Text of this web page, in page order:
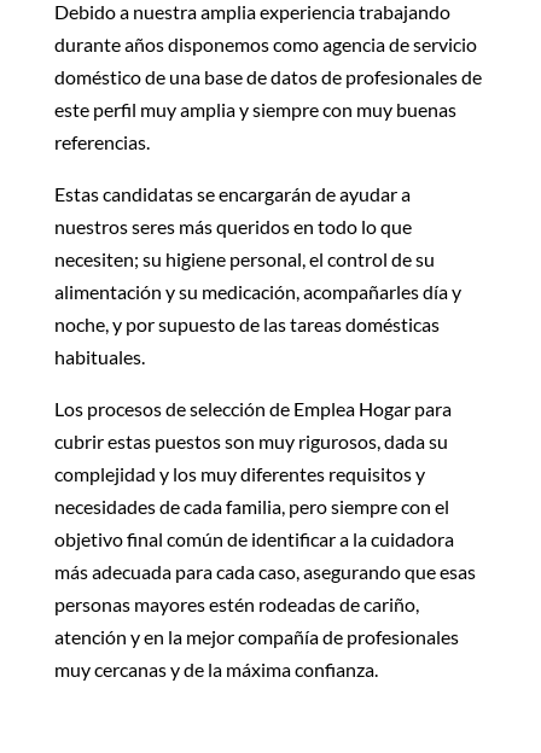
Debido a nuestra amplia experiencia trabajando
durante añosdisponemos como agencia de servicio
doméstico de una base de datos de profesionales de
este perfil muy amplia y siempre con muy buenas
referencias.
Estas candidatas se encargarán de ayudara
nuestros seres más queridosen todo lo que
necesiten; su higiene personal, el control de su
alimentación y su medicación, acompañarles día y
noche, y por supuesto de las tareas domésticas
habituales.
Los procesos de selección de Emplea Hogar para
cubrir estas puestos son muy rigurosos, dada su
complejidad y los muy diferentes requisitos y
necesidades de cada familia, pero siempre con el
objetivo final común de identificar a la cuidadora
más adecuada para cada caso, asegurando que esas
personas mayores estén rodeadas de cariño,
atención y en la mejor compañía de profesionales
muy cercanas y de la máxima confianza.